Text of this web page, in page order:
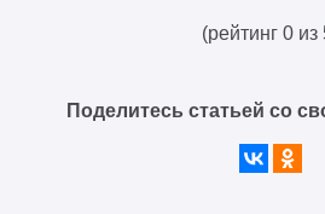
(рейтинг 0 из
Поделитесь статьей со